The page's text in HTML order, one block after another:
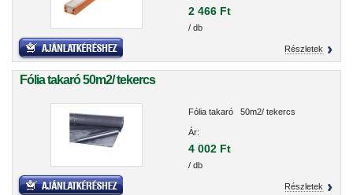
2 466 Ft
/ db
Részletek
Fólia takaró 50m2/ tekercs
Fólia takaró 50m2/ tekercs
Ár:
4 002 Ft
/ db
Részletek